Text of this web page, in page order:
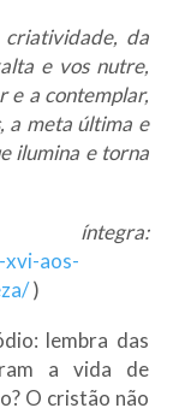
da
e vos nutre,
e a contemplar,
a meta última e
ilumina e torna
aos-
)
lembra das
a vida de
O cristão não